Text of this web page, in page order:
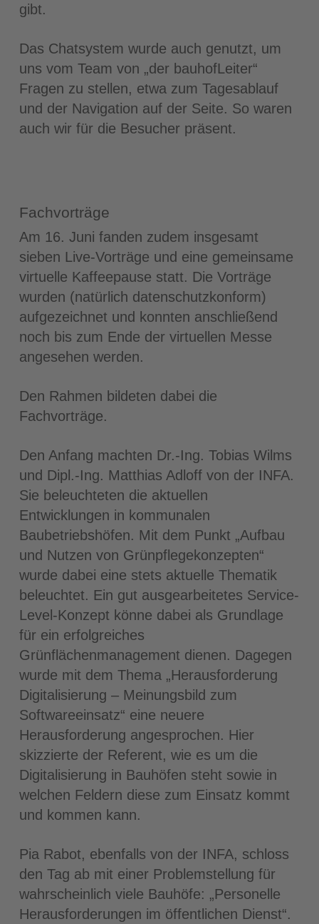
gibt.
Das Chatsystem wurde auch genutzt, um
uns vom Team von „der bauhofLeiter“
Fragen zu stellen, etwa zum Tagesablauf
und der Navigation auf der Seite. So waren
auch wir für die Besucher präsent.
Fachvorträge
Am 16. Juni fanden zudem insgesamt
sieben Live-Vorträge und eine gemeinsame
virtuelle Kaffeepause statt. Die Vorträge
wurden (natürlich datenschutzkonform)
aufgezeichnet und konnten anschließend
noch bis zum Ende der virtuellen Messe
angesehen werden.
Den Rahmen bildeten dabei die
Fachvorträge.
Den Anfang machten Dr.-Ing. Tobias Wilms
und Dipl.-Ing. Matthias Adloff von der INFA.
Sie beleuchteten die aktuellen
Entwicklungen in kommunalen
Baubetriebshöfen. Mit dem Punkt „Aufbau
und Nutzen von Grünpflegekonzepten“
wurde dabei eine stets aktuelle Thematik
beleuchtet. Ein gut ausgearbeitetes Service-
Level-Konzept könne dabei als Grundlage
für ein erfolgreiches
Grünflächenmanagement dienen. Dagegen
wurde mit dem Thema „Herausforderung
Digitalisierung – Meinungsbild zum
Softwareeinsatz“ eine neuere
Herausforderung angesprochen. Hier
skizzierte der Referent, wie es um die
Digitalisierung in Bauhöfen steht sowie in
welchen Feldern diese zum Einsatz kommt
und kommen kann.
Pia Rabot, ebenfalls von der INFA, schloss
den Tag ab mit einer Problemstellung für
wahrscheinlich viele Bauhöfe: „Personelle
Herausforderungen im öffentlichen Dienst“.